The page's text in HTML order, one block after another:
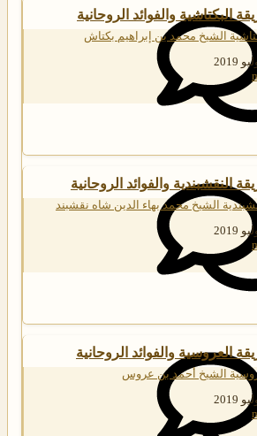
البكتاشية والفوائد الروحانية
الشيخ محمد بن إبراهيم بكتاش
النقشبندية والفوائد الروحانية
الشيخ محمد بهاء الدين شاه نقشبند
العروسية والفوائد الروحانية
الشيخ أحمد بن عروس